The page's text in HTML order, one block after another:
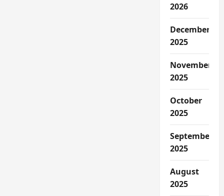
2026
December
2025
November
2025
October
2025
September
2025
August
2025